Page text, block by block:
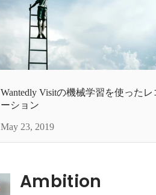
Wantedly Visitの機械学習を使った
ーション
May 23, 2019
Ambition